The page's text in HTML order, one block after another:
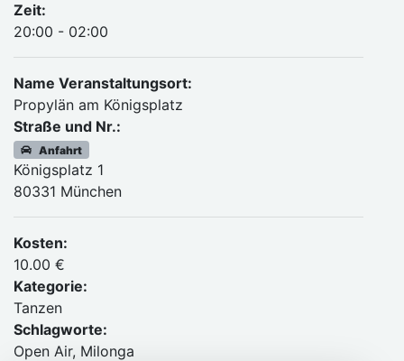
Zeit:
20:00 - 02:00
Name Veranstaltungsort:
Propylän am Königsplatz
Straße und Nr.:
Anfahrt
Königsplatz 1
80331 München
Kosten:
10.00 €
Kategorie:
Tanzen
Schlagworte:
Open Air, Milonga